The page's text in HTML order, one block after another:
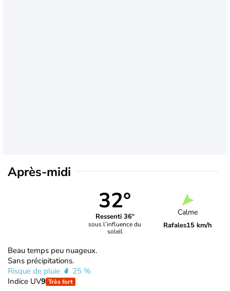
Après-midi
32°
Ressenti 36°
sous l’influence du
soleil
Calme
Rafales15 km/h
Beau temps peu nuageux.
Sans précipitations.
Risque de pluie
25 %
Indice UV9 Très fort